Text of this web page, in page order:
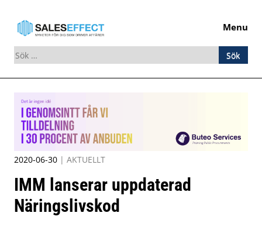
Menu
Sök
efter:
Skip
to
content
2020-06-30 | AKTUELLT
IMM lanserar uppdaterad
Näringslivskod